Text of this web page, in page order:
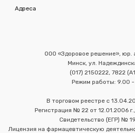
Адреса
ООО «Здоровое решение», юр.
Минск, ул.
(017) 2150222, 7822
Режим работы: 9.00 -
В торговом реестре с
Регистрация № 22 от 12.01.2006
Свидетельство (ЕГР) №
Лицензия на фармацевтическую